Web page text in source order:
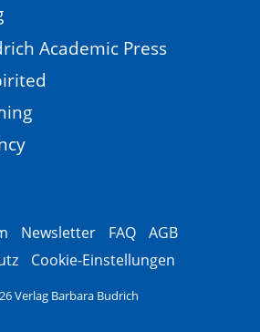
Academic Press
Newsletter FAQ
AGB
Cookie-Einstellungen
Verlag Barbara Budrich